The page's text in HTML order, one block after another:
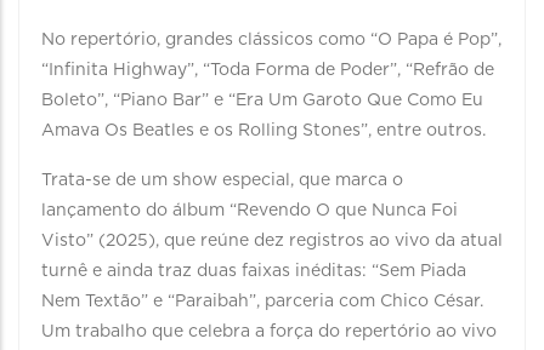
No repertório, grandes clássicos como “O Papa é Pop”,
“Infinita Highway”, “Toda Forma de Poder”, “Refrão de
Boleto”, “Piano Bar” e “Era Um Garoto Que Como Eu
Amava Os Beatles e os Rolling Stones”, entre outros.
Trata-se de um show especial, que marca o
lançamento do álbum “Revendo O que Nunca Foi
Visto” (2025), que reúne dez registros ao vivo da atual
turnê e ainda traz duas faixas inéditas: “Sem Piada
Nem Textão” e “Paraibah”, parceria com Chico César.
Um trabalho que celebra a força do repertório ao vivo